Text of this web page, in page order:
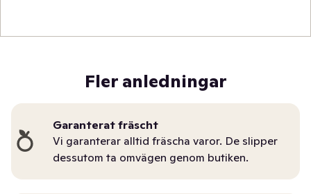
Fler anledningar
Garanterat fräscht
Vi garanterar alltid fräscha varor. De slipper
dessutom ta omvägen genom butiken.